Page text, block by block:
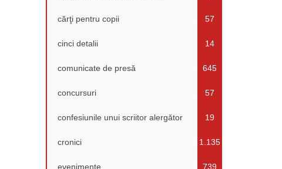
cărţi pentru copii 57
cinci detalii 14
comunicate de presă 645
concursuri 57
confesiunile unui scriitor alergător 19
cronici 1.135
evenimente 739